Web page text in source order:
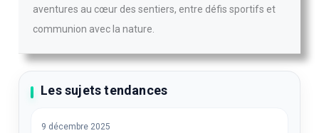
aventures au cœur des sentiers, entre défis sportifs et
communion avec la nature.
Les sujets tendances
9 décembre 2025